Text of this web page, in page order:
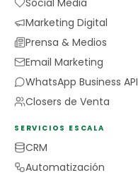
Social Media
Marketing Digital
Prensa & Medios
Email Marketing
WhatsApp Business API
Closers de Venta
SERVICIOS ESCALA
CRM
Automatización